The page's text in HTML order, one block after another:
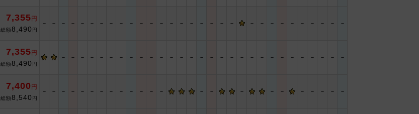
7,355 円
総額8,490 円
－ － － － － － － － － － － － － － － － － － － － － － － － － － － － － －
7,355 円
総額8,490 円
－ － － － － － － － － － － － － － － － － － － － － － － － － － － － －
7,400 円
総額8,540 円
－ － － － － － － － － － － － － － － － － － － － － － －